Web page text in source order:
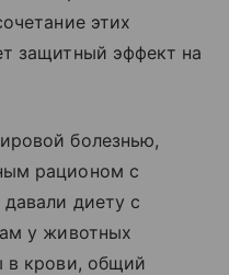
этих
защитный эффект на
болезнью,
рационом с
диету с
у животных
в крови, общий